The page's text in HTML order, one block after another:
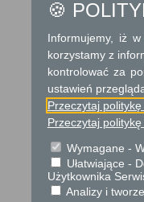
🍪
Informujemy, iż
korzystamy z
kontrolować za
ustawień
Przeczytaj
Przeczytaj
Wymagane -
Ułatwiające -
Użytkownika
Analizy i